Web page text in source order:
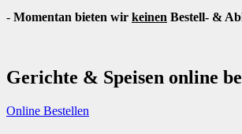
- Momentan bieten wir keinen Bestell- &
Gerichte & Speisen online
Online Bestellen